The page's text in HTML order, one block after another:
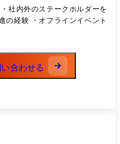
ン創出ができる世界を目指し
たプロジェクト進行_「体制
進捗管理・工数管理」を実施
ンイベントの企画～運営_ピ
関するセミナー、ワークショ
の手配、原稿校正
社内外のステークホルダーを
の経験 ・オフラインイベント
い合わせる